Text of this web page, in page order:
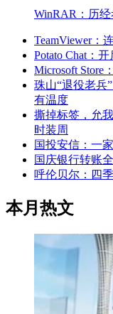
WinRAR：历
TeamViewer：
Potato Chat：
Microsoft Store
珠山“退役老兵
有温度
撕掉标签，允
时装周
国投安信：一
国庆银行转账
呼伦贝尔：四
本月热文